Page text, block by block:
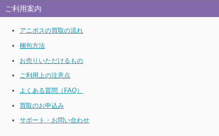
ご利用案内
アニポスの買取の流れ
梱包方法
お売りいただけるもの
ご利用上の注意点
よくある質問（FAQ）
買取のお申込み
サポート・お問い合わせ